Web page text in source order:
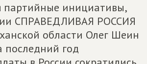
партийные инициативы,
СПРАВЕДЛИВАЯ РОССИЯ
области Олег Шеин
последний год